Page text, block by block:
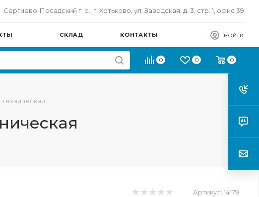
Сергиево-Посадский г. о., г. Хотьково, ул. Заводская, д. 3, стр. 1, офис 39
СКЛАД КОНТАКТЫ ВОЙТИ
0 0 0
Артикул: 14179